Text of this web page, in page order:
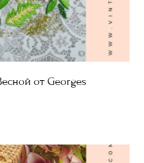
от Georges